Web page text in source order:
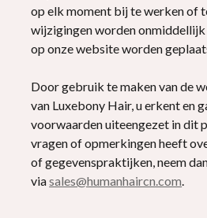
op elk moment bij te werken of
wijzigingen worden
op onze website worden
Door gebruik te maken van de
van Luxebony Hair, u erkent en
voorwaarden uiteengezet in dit
vragen of opmerkingen heeft
of gegevenspraktijken, neem
viasales@humanhaircn.com.